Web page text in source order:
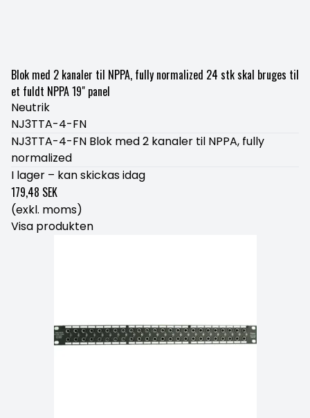
Blok med 2 kanaler til NPPA, fully normalized 24 stk skal bruges til
et fuldt NPPA 19" panel
Neutrik
NJ3TTA-4-FN
NJ3TTA-4-FN Blok med 2 kanaler til NPPA, fully
normalized
I lager – kan skickas idag
179,48 SEK
(exkl. moms)
Visa produkten